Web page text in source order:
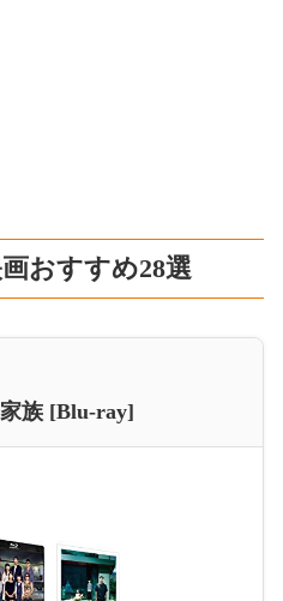
画おすすめ28選
族 [Blu-ray]